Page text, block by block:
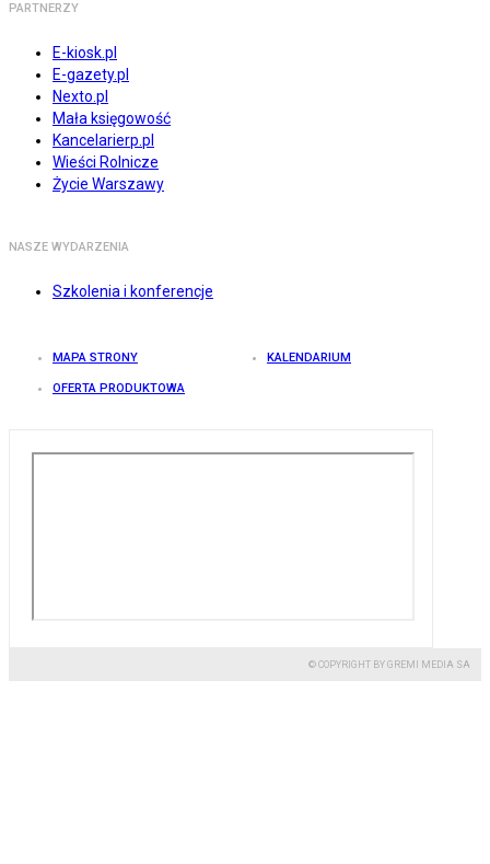
PARTNERZY
E-kiosk.pl
E-gazety.pl
Nexto.pl
Mała księgowość
Kancelarierp.pl
Wieści Rolnicze
Życie Warszawy
NASZE WYDARZENIA
Szkolenia i konferencje
MAPA STRONY KALENDARIUM
OFERTA PRODUKTOWA
© COPYRIGHT BY GREMI MEDIA SA